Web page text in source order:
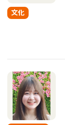
文化